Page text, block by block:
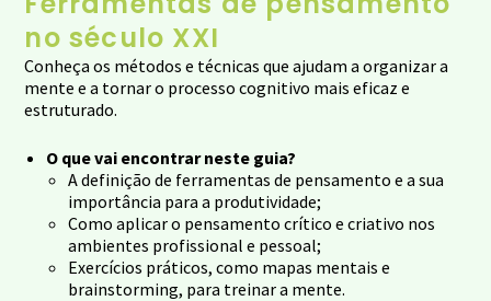
no século XXI
Conheça os métodos e técnicas que ajudam a organizar a
mente e a tornar o processo cognitivo mais eficaz e
estruturado.
O que vai encontrar neste guia?
A definição de ferramentas de pensamento e a sua
importância para a produtividade;
Como aplicar o pensamento crítico e criativo nos
ambientes profissional e pessoal;
Exercícios práticos, como mapas mentais e
brainstorming, para treinar a mente.